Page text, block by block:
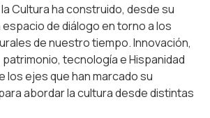
la Cultura ha construido, desde su
de diálogo en torno a los
de nuestro tiempo. Innovación,
tecnología e Hispanidad
los ejes que han marcado su
abordar la cultura desde distintas